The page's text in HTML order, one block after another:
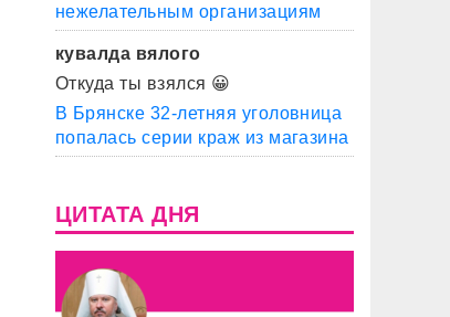
нежелательным организациям
кувалда вялого
Откуда ты взялся 😀
В Брянске 32-летняя уголовница
попалась серии краж из магазина
ЦИТАТА ДНЯ